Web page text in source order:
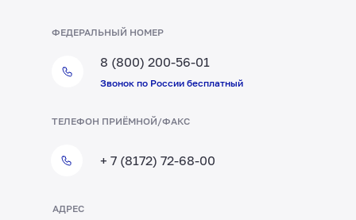
+ 7 (8172) 72-68-00
ТЕЛЕФОН ПРИЁМНОЙ/ФАКС
АДРЕС
ФЕДЕРАЛЬНЫЙ НОМЕР
8 (800) 200-56-01
Звонок по России бесплатный